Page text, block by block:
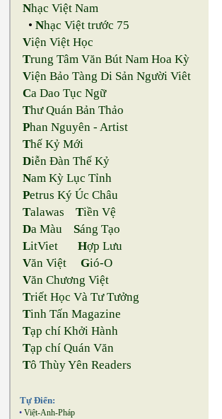
Nhạc Việt Nam
•Nhạc Việt trước 75
Viện Việt Học
Trung Tâm Văn Bút Nam Hoa Kỳ
Viện Bảo Tàng Di Sản Người Viêt
Ca Dao Tục Ngữ
Thư Quán Bản Thảo
Phan Nguyên - Artist
Thế Kỷ Mới
Diễn Đàn Thế Kỷ
Nam Kỳ Lục Tỉnh
Petrus Ký Úc Châu
Talawas Tiền Vệ
Da Màu Sáng Tạo
LitViet Hợp Lưu
Văn Việt Gió-O
Văn Chương Việt
Triết Học Và Tư Tưởng
Tinh Tấn Magazine
Tạp chí Khởi Hành
Tạp chí Quán Văn
Tô Thùy Yên Readers
Tự Điển:
• Việt-Anh-Pháp